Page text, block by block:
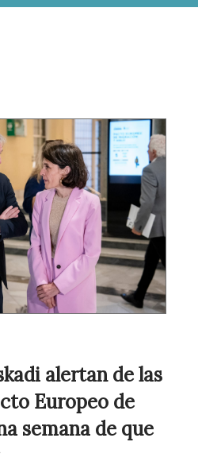
alertan de las
Europeo de
semana de que